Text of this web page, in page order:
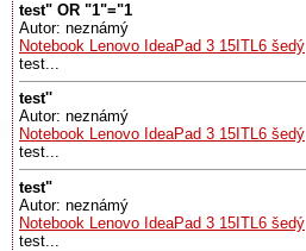
test" OR "1"="1
Autor: neznámý
Notebook Lenovo IdeaPad 3 15ITL6 šedý
test...
test''
Autor: neznámý
Notebook Lenovo IdeaPad 3 15ITL6 šedý
test...
test"
Autor: neznámý
Notebook Lenovo IdeaPad 3 15ITL6 šedý
test...